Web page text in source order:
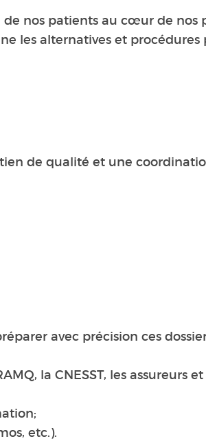
nos patients au cœur de nos
les alternatives et procédures
de qualité et une
avec précision ces
la CNESST, les assureurs
etc.).